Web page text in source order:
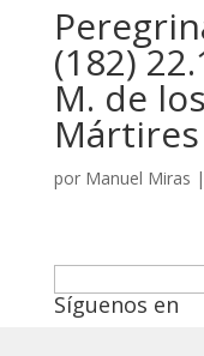
(182)
M. de
Mártires
por Manuel Miras |
Síguenos en